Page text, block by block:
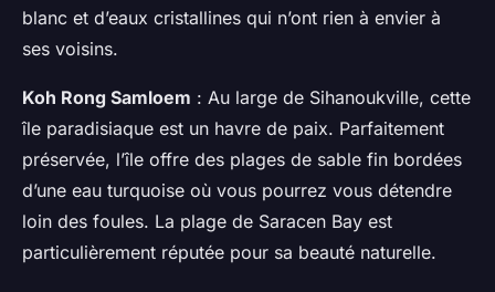
blanc et d’eaux cristallines qui n’ont rien à envier à
ses voisins.
Koh Rong Samloem : Au large de Sihanoukville, cette
île paradisiaque est un havre de paix. Parfaitement
préservée, l’île offre des plages de sable fin bordées
d’une eau turquoise où vous pourrez vous détendre
loin des foules. La plage de Saracen Bay est
particulièrement réputée pour sa beauté naturelle.